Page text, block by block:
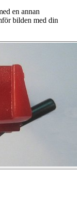
en annan
bilden med din